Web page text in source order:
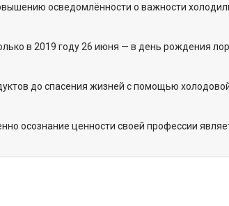
осведомлённости о важности
в 2019 году 26 июня — в день рождения
до спасения жизней с помощью
осознание ценности своей профессии